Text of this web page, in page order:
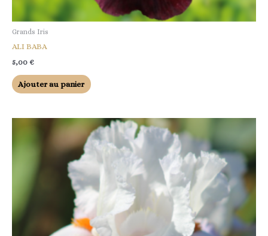
Grands Iris
ALI BABA
5,00 €
Ajouter au panier